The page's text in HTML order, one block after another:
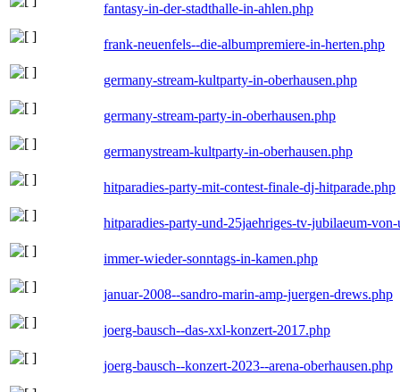
fantasy-in-der-stadthalle-in-ahlen.php
frank-neuenfels--die-albumpremiere-in-herten.php
germany-stream-kultparty-in-oberhausen.php
germany-stream-party-in-oberhausen.php
germanystream-kultparty-in-oberhausen.php
hitparadies-party-mit-contest-finale-dj-hitparade.php
hitparadies-party-und-25jaehriges-tv-jubilaeum-
immer-wieder-sonntags-in-kamen.php
januar-2008--sandro-marin-amp-juergen-drews.php
joerg-bausch--das-xxl-konzert-2017.php
joerg-bausch--konzert-2023--arena-oberhausen.php